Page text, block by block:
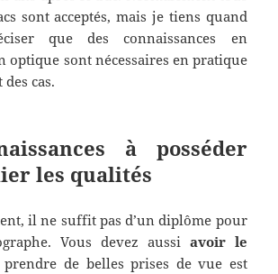
sont acceptés, mais je tiens quand
que des connaissances en
optique sont nécessaires en pratique
cas.
à posséder
les qualités
il ne suffit pas d’un diplôme pour
Vous devez aussi avoir le
prendre de belles prises de vue est